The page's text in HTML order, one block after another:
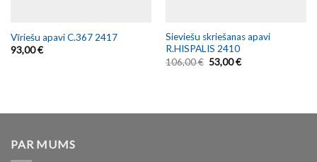
Vīriešu apavi C.367 2417
93,00€
Sieviešu skriešanas apavi
R.HISPALIS 2410
106,00€ 53,00€
PAR MUMS